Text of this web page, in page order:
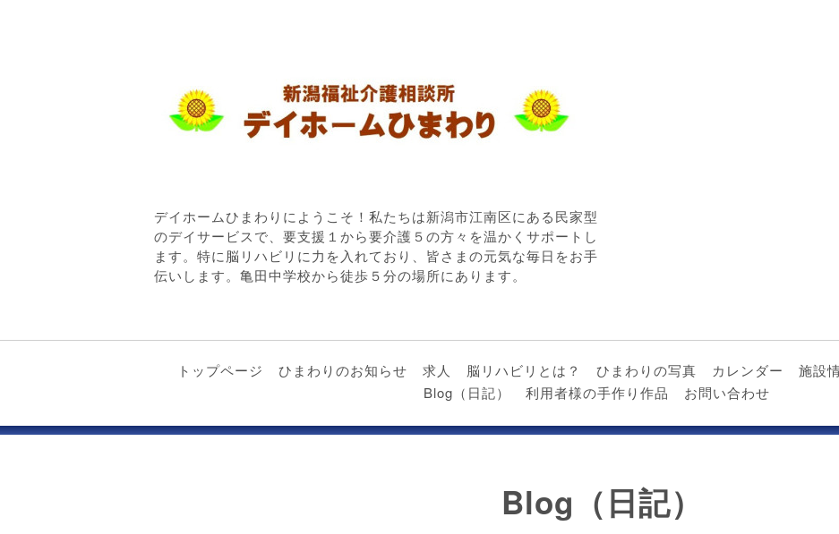
デイホームひまわりにようこそ！私たちは新潟市江南区にある民家型
のデイサービスで、要支援１から要介護５の方々を温かくサポートし
ます。特に脳リハビリに力を入れており、皆さまの元気な毎日をお手
伝いします。亀田中学校から徒歩５分の場所にあります。
トップページ ひまわりのお知らせ 求人 脳リハビリとは？ ひまわりの写真 カレンダー 施設
Blog（日記）
利用者様の手作り作品 お問い合わせ
Blog（日記）